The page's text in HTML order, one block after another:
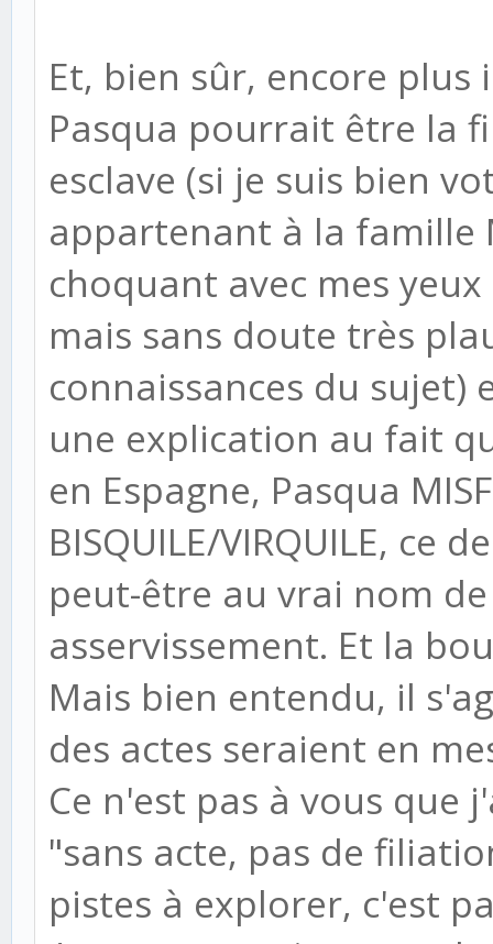
Et, bien sûr, encore
Pasqua pourrait être la
esclave (si je suis bien
appartenant à la famille
choquant avec mes
mais sans doute très
connaissances du
une explication au fait
en Espagne, Pasqua
BISQUILE/VIRQUILE,
peut-être au vrai nom
asservissement. Et la
Mais bien entendu, il
des actes seraient en
Ce n'est pas à vous que
"sans acte, pas de
pistes à explorer, c'est